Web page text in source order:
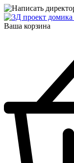
Ваша корзина